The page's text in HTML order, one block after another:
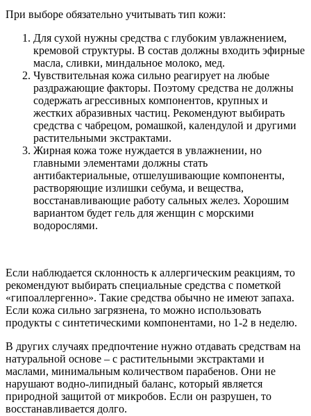
При выборе обязательно учитывать тип кожи:
Для сухой нужны средства с глубоким увлажнением,
кремовой структуры. В состав должны входить эфирные
масла, сливки, миндальное молоко, мед.
Чувствительная кожа сильно реагирует на любые
раздражающие факторы. Поэтому средства не должны
содержать агрессивных компонентов, крупных и
жестких абразивных частиц. Рекомендуют выбирать
средства с чабрецом, ромашкой, календулой и другими
растительными экстрактами.
Жирная кожа тоже нуждается в увлажнении, но
главными элементами должны стать
антибактериальные, отшелушивающие компоненты,
растворяющие излишки себума, и вещества,
восстанавливающие работу сальных желез. Хорошим
вариантом будет гель для женщин с морскими
водорослями.
Если наблюдается склонность к аллергическим реакциям, то
рекомендуют выбирать специальные средства с пометкой
«гипоаллергенно». Такие средства обычно не имеют запаха.
Если кожа сильно загрязнена, то можно использовать
продукты с синтетическими компонентами, но 1-2 в неделю.
В других случаях предпочтение нужно отдавать средствам на
натуральной основе – с растительными экстрактами и
маслами, минимальным количеством парабенов. Они не
нарушают водно-липидный баланс, который является
природной защитой от микробов. Если он разрушен, то
восстанавливается долго.